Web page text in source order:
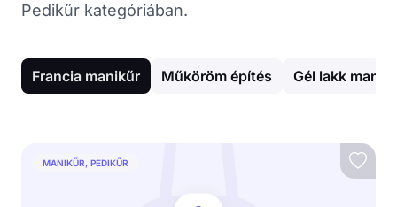
Pedikűr kategóriában.
Francia manikűr Műköröm építés Gél lakk
MANIKŰR, PEDIKŰR